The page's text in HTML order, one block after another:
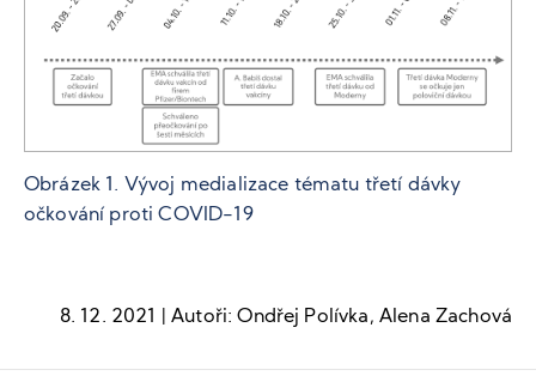
Obrázek 1. Vývoj medializace tématu třetí dávky
očkování proti COVID-19
8. 12. 2021 | Autoři: Ondřej Polívka, Alena Zachová